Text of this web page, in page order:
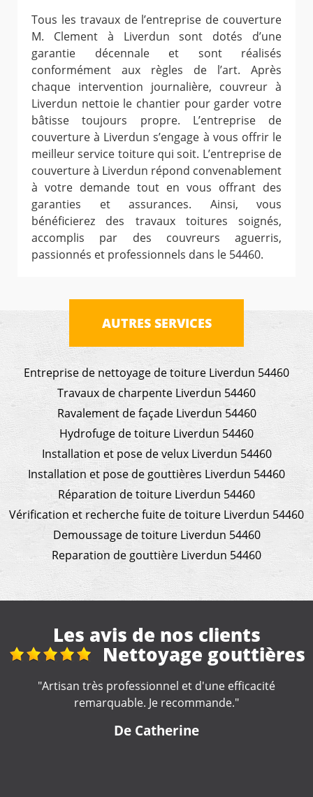
Tous les travaux de l’entreprise de couverture
M. Clement à Liverdun sont dotés d’une
garantie décennale et sont réalisés
conformément aux règles de l’art. Après
chaque intervention journalière, couvreur à
Liverdun nettoie le chantier pour garder votre
bâtisse toujours propre. L’entreprise de
couverture à Liverdun s’engage à vous offrir le
meilleur service toiture qui soit. L’entreprise de
couverture à Liverdun répond convenablement
à votre demande tout en vous offrant des
garanties et assurances. Ainsi, vous
bénéficierez des travaux toitures soignés,
accomplis par des couvreurs aguerris,
passionnés et professionnels dans le 54460.
AUTRES SERVICES
Entreprise de nettoyage de toiture Liverdun 54460
Travaux de charpente Liverdun 54460
Ravalement de façade Liverdun 54460
Hydrofuge de toiture Liverdun 54460
Installation et pose de velux Liverdun 54460
Installation et pose de gouttières Liverdun 54460
Réparation de toiture Liverdun 54460
Vérification et recherche fuite de toiture Liverdun 54460
Demoussage de toiture Liverdun 54460
Reparation de gouttière Liverdun 54460
Les avis de nos clients
Réfection toiture de
véranda + gouttières maison
"Excellent travail de la part de cette entreprise. Travail
soigné. Artisan très impliqué dans la réalisation de nos
travaux, très à l'écoute. Nous le recommandons